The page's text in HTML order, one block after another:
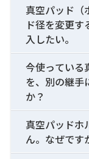
真空パッド（
ド径を変更
入したい。
今使っている
を、別の継手
か？
真空パッドホ
ん。なぜです